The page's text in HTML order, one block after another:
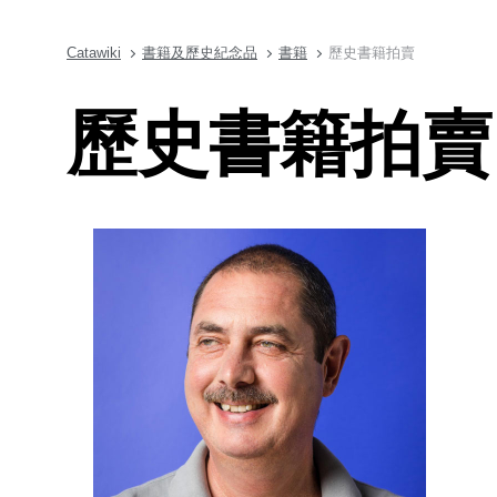
Catawiki 書籍及歷史紀念品 書籍 歷史書籍拍賣
歷史書籍拍賣